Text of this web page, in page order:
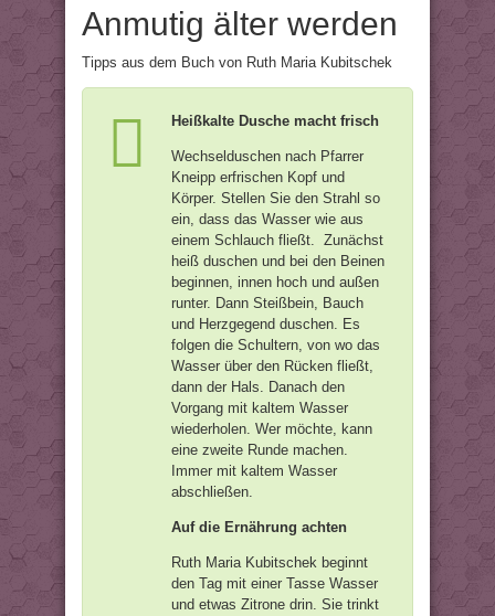
Anmutig älter werden
Tipps aus dem Buch von Ruth Maria Kubitschek
Heißkalte Dusche macht frisch
Wechselduschen nach Pfarrer
Kneipp erfrischen Kopf und
Körper. Stellen Sie den Strahl so
ein, dass das Wasser wie aus
einem Schlauch fließt. Zunächst
heiß duschen und bei den Beinen
beginnen, innen hoch und außen
runter. Dann Steißbein, Bauch
und Herzgegend duschen. Es
folgen die Schultern, von wo das
Wasser über den Rücken fließt,
dann der Hals. Danach den
Vorgang mit kaltem Wasser
wiederholen. Wer möchte, kann
eine zweite Runde machen.
Immer mit kaltem Wasser
abschließen.
Auf die Ernährung achten
Ruth Maria Kubitschek beginnt
den Tag mit einer Tasse Wasser
und etwas Zitrone drin. Sie trinkt